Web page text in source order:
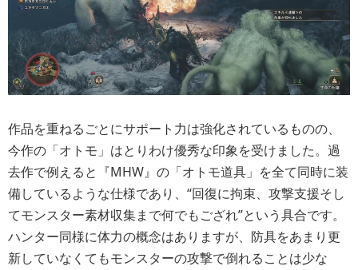
作品を重ねるごとにサポート力は強化されているものの、
今作の「オトモ」はとりわけ優秀な印象を受けました。過
去作で例えると『MHW』の「オトモ道具」を全て同時に装
備しているような仕様であり、“回復に拘束、攻撃支援そし
てモンスター素材収集まで何でもござれ”という具合です。
ハンター同様に体力の概念はありますが、防具をあまり更
新していなくてもモンスターの攻撃で倒れることは少な